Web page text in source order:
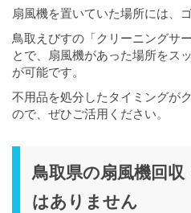
扇風機を置いていた場所には、
鳥取えびすの「クリーニングサ
とで、扇風機があった場所をス
が可能です。
不用品を処分したタイミングが
ので、ぜひご活用ください。
鳥取県の扇風機回
はありません